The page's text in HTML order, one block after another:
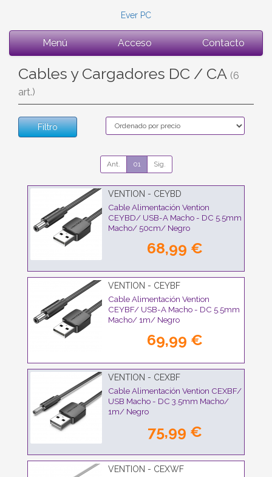
Ever PC
Menú Acceso Contacto
Cables y Cargadores DC / CA (6
art.)
Filtro
Ant. 01 Sig.
VENTION - CEYBD
Cable Alimentación Vention
CEYBD/ USB-A Macho - DC 5.5mm
Macho/ 50cm/ Negro
68,99 €
VENTION - CEYBF
Cable Alimentación Vention
CEYBF/ USB-A Macho - DC 5.5mm
Macho/ 1m/ Negro
69,99 €
VENTION - CEXBF
Cable Alimentación Vention CEXBF/
USB Macho - DC 3.5mm Macho/
1m/ Negro
75,99 €
VENTION - CEXWF